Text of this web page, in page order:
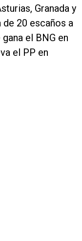
Granada y
de 20 escaños a
el BNG en
el PP en